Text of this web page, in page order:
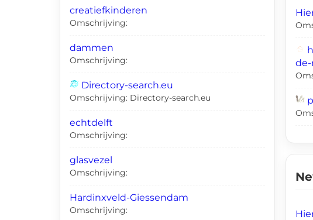
creatiefkinderen
Omschrijving:
dammen
Omschrijving:
Directory-search.eu
Omschrijving: Directory-search.eu
echtdelft
Omschrijving:
glasvezel
Omschrijving:
Hardinxveld-Giessendam
Omschrijving: